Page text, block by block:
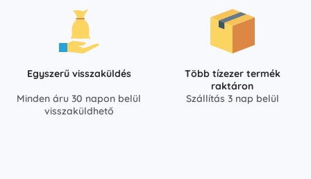
Egyszerű visszaküldés
Minden áru 30 napon belül
visszaküldhető
Több tízezer termék
raktáron
Szállítás 3 nap belül